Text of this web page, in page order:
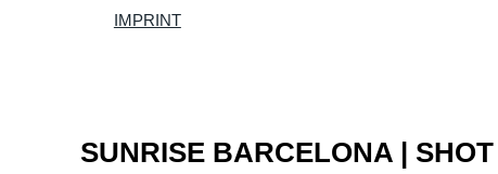
IMPRINT
SUNRISE BARCELONA |